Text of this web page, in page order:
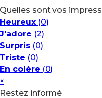
Quelles sont vos
Heureux (0)
J'adore (2)
Surpris (0)
Triste (0)
En colère (0)
×
Restez informé